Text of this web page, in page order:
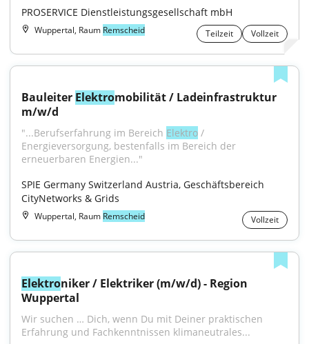
PROSERVICE Dienstleistungsgesellschaft mbH
Wuppertal, Raum Remscheid Teilzeit Vollzeit
Bauleiter Elektromobilität / Ladeinfrastruktur
m/w/d
"...Berufserfahrung im Bereich Elektro /
Energieversorgung, bestenfalls im Bereich der
erneuerbaren Energien..."
SPIE Germany Switzerland Austria, Geschäftsbereich
CityNetworks & Grids
Wuppertal, Raum Remscheid Vollzeit
Elektroniker / Elektriker (m/w/d) - Region
Wuppertal
Wir suchen … Dich, wenn Du mit Deiner praktischen
Erfahrung und Fachkenntnissen klimaneutrales...